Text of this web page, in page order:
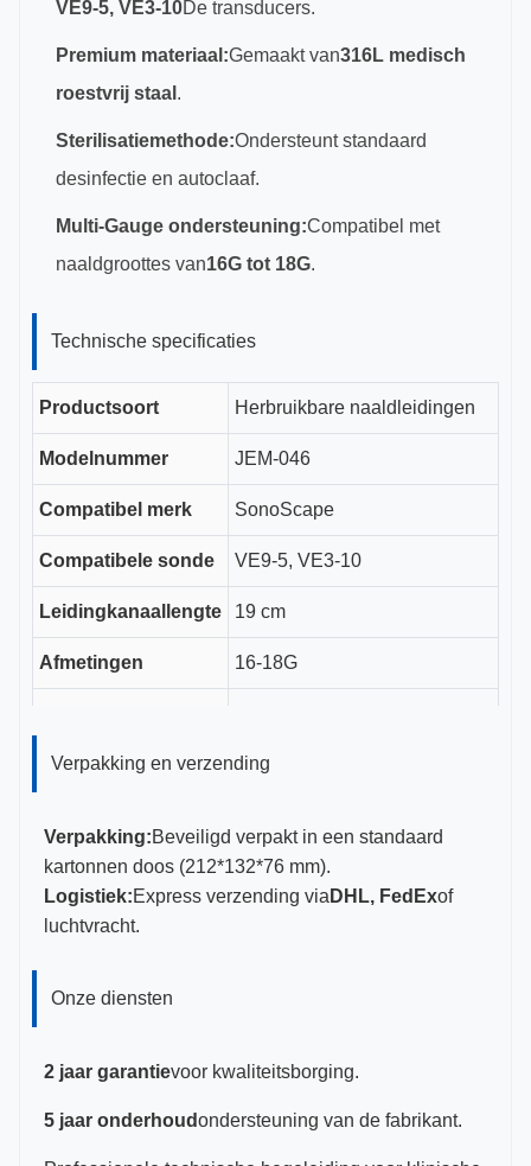
VE9-5, VE3-10De transducers.
Premium materiaal:Gemaakt van316L medisch
roestvrij staal .
Sterilisatiemethode:Ondersteunt standaard
desinfectie en autoclaaf.
Multi-Gauge ondersteuning:Compatibel met
naaldgroottes van16G tot 18G.
Technische specificaties
Productsoort Herbruikbare naaldleidingen
Modelnummer JEM-046
Compatibel merk SonoScape
Compatibele sonde VE9-5, VE3-10
Leidingkanaallengte 19 cm
Afmetingen 16-18G
gecertificeerd
Verpakking en verzending
Verpakking:Beveiligd verpakt in een standaard
kartonnen doos (212*132*76 mm).
Logistiek:Express verzending via DHL, FedExof
luchtvracht.
Onze diensten
2 jaar garantievoor kwaliteitsborging.
5 jaar onderhoudondersteuning van de fabrikant.